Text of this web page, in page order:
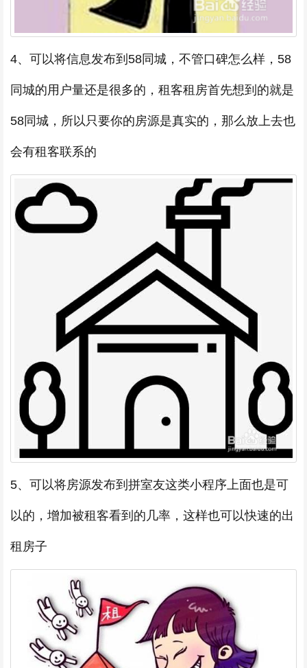
4、可以将信息发布到58同城，不管口碑怎么样，58
同城的用户量还是很多的，租客租房首先想到的就是
58同城，所以只要你的房源是真实的，那么放上去也
会有租客联系的
5、可以将房源发布到拼室友这类小程序上面也是可
以的，增加被租客看到的几率，这样也可以快速的出
租房子